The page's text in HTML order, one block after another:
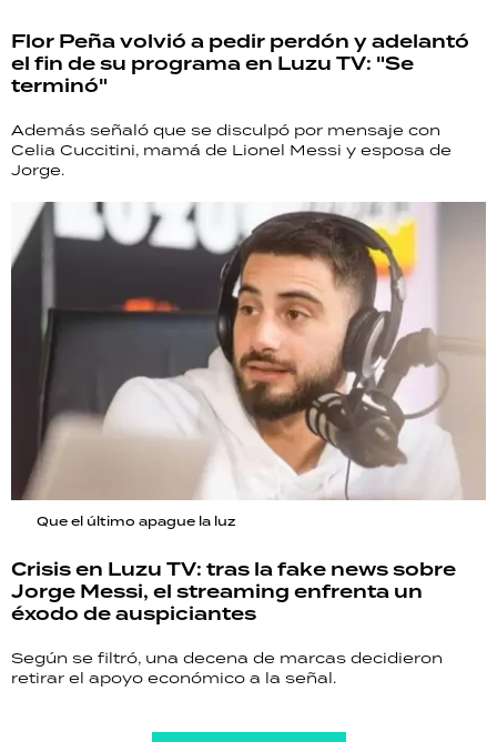
Flor Peña volvió a pedir perdón y adelantó
el fin de su programa en Luzu TV: "Se
terminó"
Además señaló que se disculpó por mensaje con
Celia Cuccitini, mamá de Lionel Messi y esposa de
Jorge.
Que el último apague la luz
Crisis en Luzu TV: tras la fake news sobre
Jorge Messi, el streaming enfrenta un
éxodo de auspiciantes
Según se filtró, una decena de marcas decidieron
retirar el apoyo económico a la señal.